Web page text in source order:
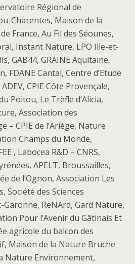
Régional de
Charentes, Maison de la
France, Au Fil des Séounes,
Instant Nature, LPO Ille-et-
GAB44, GRAINE Aquitaine,
FDANE Cantal, Centre d’Etude
CPIE Côte Provençale,
Poitou, Le Trèfle d’Alicia,
Association des
– CPIE de l’Ariège, Nature
Champs du Monde,
, Labocea R&D – CNRS,
APELT, Broussailles,
de l’Ognon, Association Les
Société des Sciences
ReNArd, Gard Nature,
Pour l’Avenir du Gâtinais Et
agricole du balcon des
Maison de la Nature Bruche
Nature Environnement,